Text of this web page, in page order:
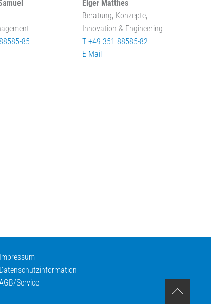
85
Elger Matthes
Beratung, Konzepte,
Innovation & Engineering
T +49 351 88585-82
E-Mail
Impressum
Datenschutzinformation
Service